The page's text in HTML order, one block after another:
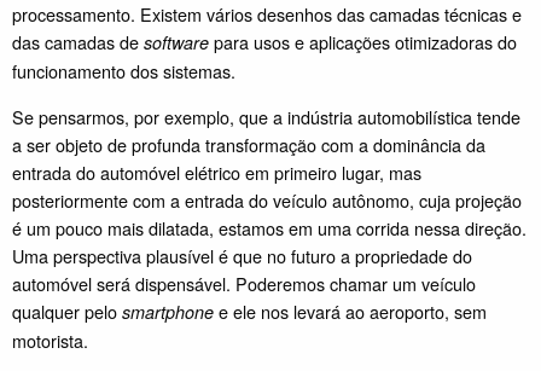
processamento. Existem vários desenhos das camadas técnicas e
das camadas de software para usos e aplicações otimizadoras do
funcionamento dos sistemas.
Se pensarmos, por exemplo, que a indústria automobilística tende
a ser objeto de profunda transformação com a dominância da
entrada do automóvel elétrico em primeiro lugar, mas
posteriormente com a entrada do veículo autônomo, cuja projeção
é um pouco mais dilatada, estamos em uma corrida nessa direção.
Uma perspectiva plausível é que no futuro a propriedade do
automóvel será dispensável. Poderemos chamar um veículo
qualquer pelo smartphone e ele nos levará ao aeroporto, sem
motorista.